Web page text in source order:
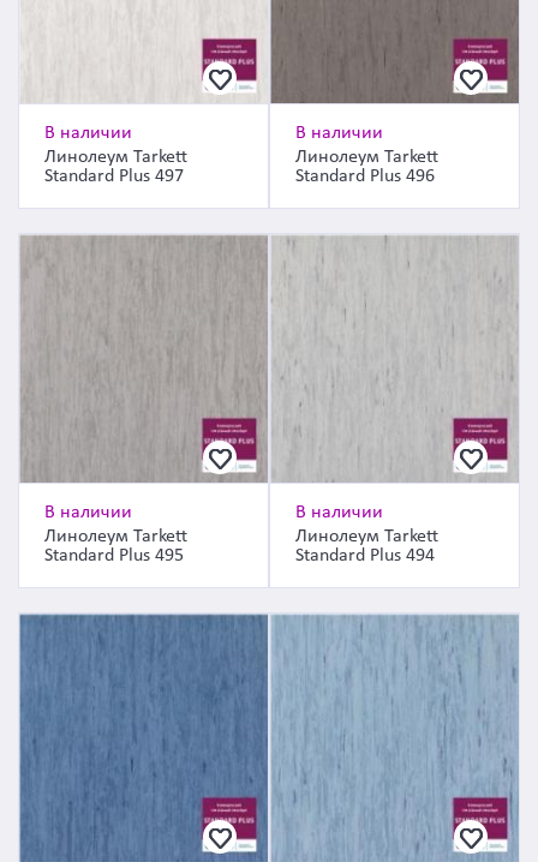
В наличии
Линолеум Tarkett
Standard Plus 497
В наличии
Линолеум Tarkett
Standard Plus 496
В наличии
Линолеум Tarkett
Standard Plus 495
В наличии
Линолеум Tarkett
Standard Plus 494